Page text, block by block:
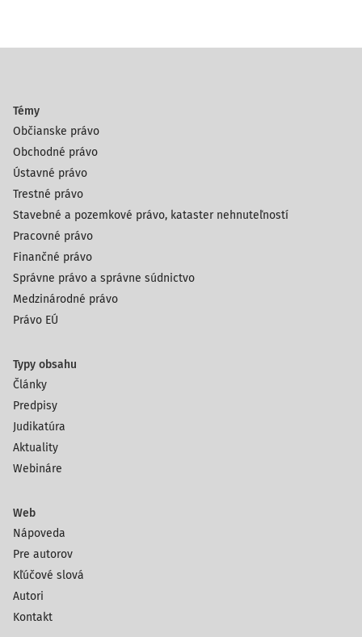
Témy
Občianske právo
Obchodné právo
Ústavné právo
Trestné právo
Stavebné a pozemkové právo, kataster nehnuteľností
Pracovné právo
Finančné právo
Správne právo a správne súdnictvo
Medzinárodné právo
Právo EÚ
Typy obsahu
Články
Predpisy
Judikatúra
Aktuality
Webináre
Web
Nápoveda
Pre autorov
Kľúčové slová
Autori
Kontakt